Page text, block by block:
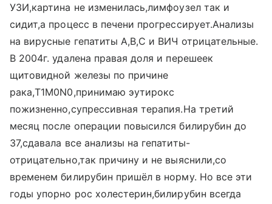
УЗИ,картина не изменилась,лимфоузел так и
сидит,а процесс в печени прогрессирует.Анализы
на вирусные гепатиты А,В,С и ВИЧ отрицательные.
В 2004г. удалена правая доля и перешеек
щитовидной железы по причине
рака,T1M0N0,принимаю эутирокс
пожизненно,супрессивная терапия.На третий
месяц после операции повысился билирубин до
37,сдавала все анализы на гепатиты-
отрицательно,так причину и не выяснили,со
временем билирубин пришёл в норму. Но все эти
годы упорно рос холестерин,билирубин всегда